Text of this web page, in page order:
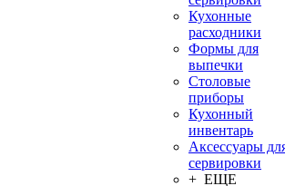
Кухонные
расходники
Формы для
выпечки
Столовые
приборы
Кухонный
инвентарь
Аксессуары
сервировки
+ ЕЩЕ